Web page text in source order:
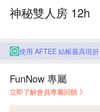
神秘雙人房 12h
使用 AFTEE 結帳最高現
FunNow 專屬
立即了解會員專屬回饋